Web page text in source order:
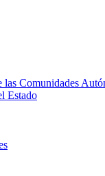
Comunidades
Estado